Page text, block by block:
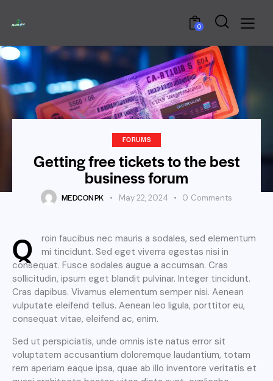
0
FORUMS
Getting free tickets to the best
business forum
MEDCONPK May 22, 2024 0 Comments
Q
roin faucibus nec mauris a sodales, sed elementum
mi tincidunt. Sed eget viverra egestas nisi in
consequat. Fusce sodales augue a accumsan. Cras
sollicitudin, ipsum eget blandit pulvinar. Integer tincidunt.
Cras dapibus. Vivamus elementum semper nisi. Aenean
vulputate eleifend tellus. Aenean leo ligula, porttitor eu,
consequat vitae, eleifend ac, enim.
Sed ut perspiciatis, unde omnis iste natus error sit
voluptatem accusantium doloremque laudantium, totam
rem aperiam eaque ipsa, quae ab illo inventore veritatis et